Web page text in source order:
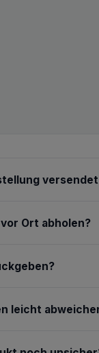
Ort abholen?
leicht